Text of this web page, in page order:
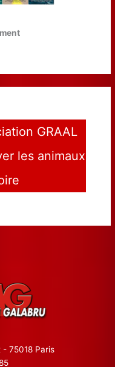
GRAAL
les animaux
- 75018 Paris